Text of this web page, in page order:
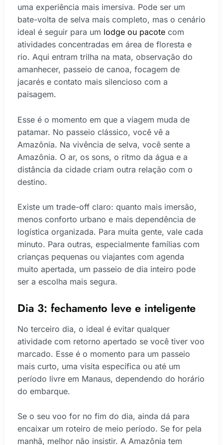
uma experiência mais imersiva. Pode ser um
bate-volta de selva mais completo, mas o cenário
ideal é seguir para um lodge ou pacote com
atividades concentradas em área de floresta e
rio. Aqui entram trilha na mata, observação do
amanhecer, passeio de canoa, focagem de
jacarés e contato mais silencioso com a
paisagem.
Esse é o momento em que a viagem muda de
patamar. No passeio clássico, você vê a
Amazônia. Na vivência de selva, você sente a
Amazônia. O ar, os sons, o ritmo da água e a
distância da cidade criam outra relação com o
destino.
Existe um trade-off claro: quanto mais imersão,
menos conforto urbano e mais dependência de
logística organizada. Para muita gente, vale cada
minuto. Para outras, especialmente famílias com
crianças pequenas ou viajantes com agenda
muito apertada, um passeio de dia inteiro pode
ser a escolha mais segura.
Dia 3: fechamento leve e inteligente
No terceiro dia, o ideal é evitar qualquer
atividade com retorno apertado se você tiver voo
marcado. Esse é o momento para um passeio
mais curto, uma visita específica ou até um
período livre em Manaus, dependendo do horário
do embarque.
Se o seu voo for no fim do dia, ainda dá para
encaixar um roteiro de meio período. Se for pela
manhã, melhor não insistir. A Amazônia tem